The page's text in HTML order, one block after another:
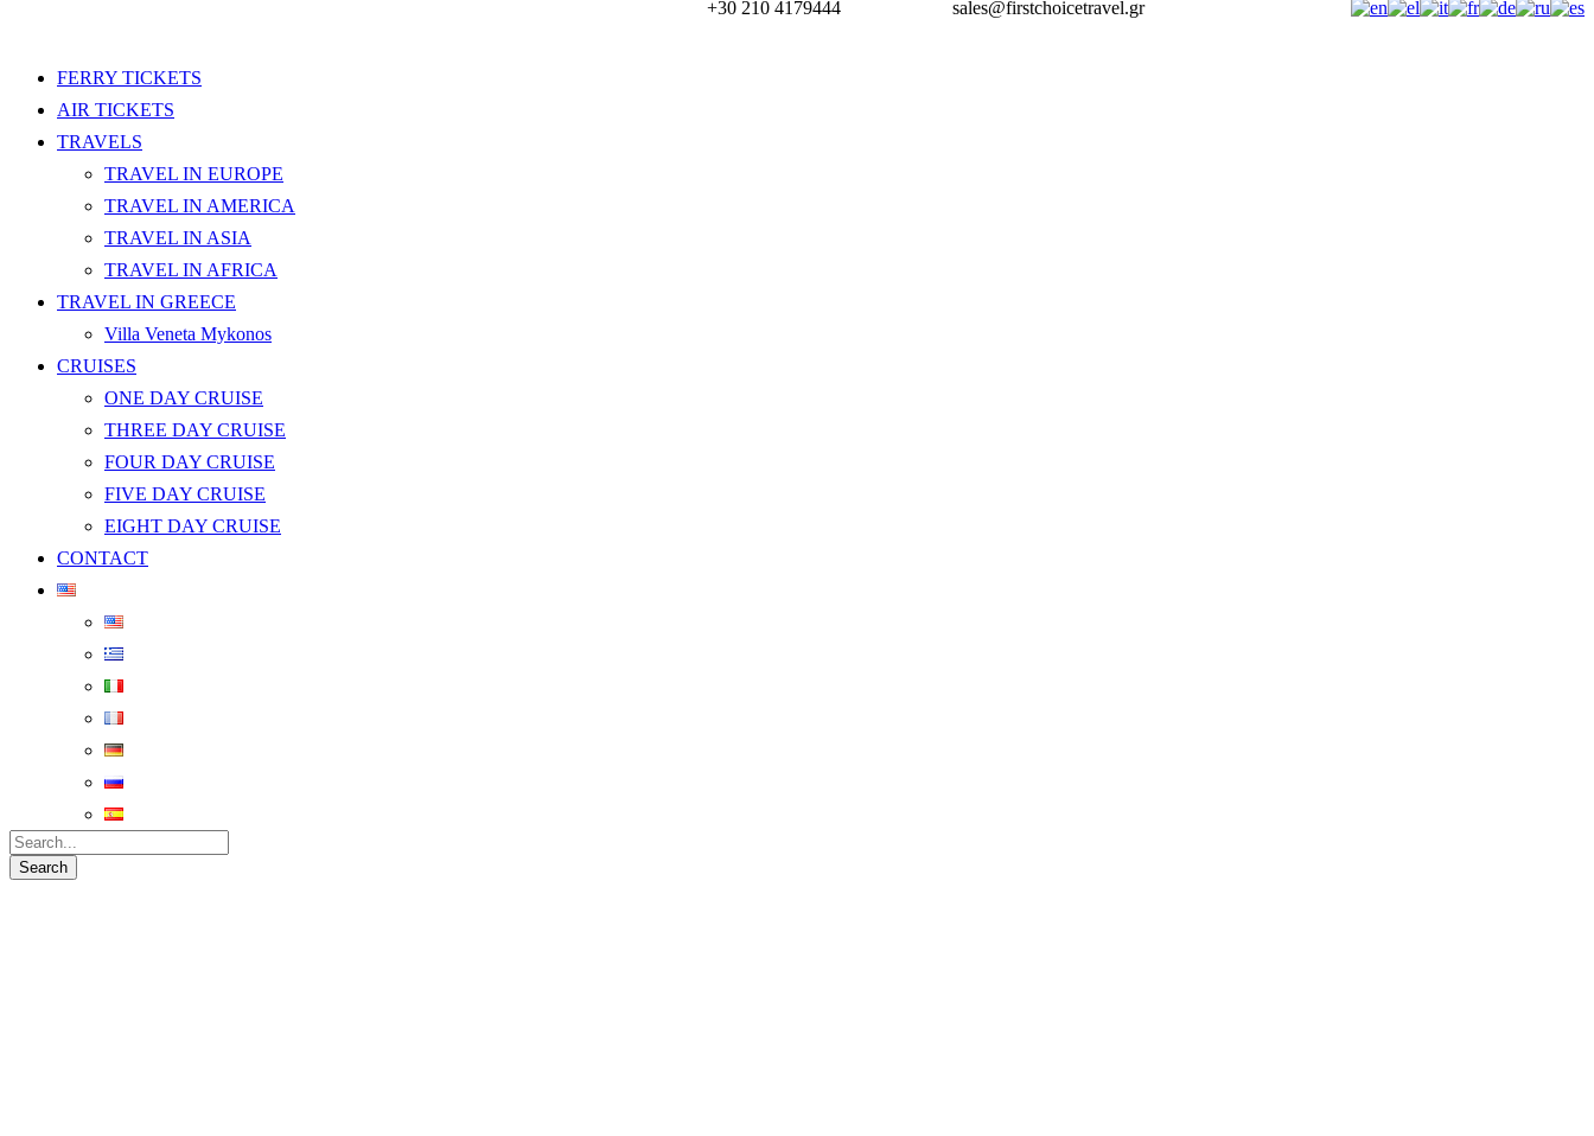
+30 210 4179444 sales@firstchoicetravel.gr
FERRY TICKETS
AIR TICKETS
TRAVELS
TRAVEL IN EUROPE
TRAVEL IN AMERICA
TRAVEL IN ASIA
TRAVEL IN AFRICA
TRAVEL IN GREECE
Villa Veneta Mykonos
CRUISES
ONE DAY CRUISE
THREE DAY CRUISE
FOUR DAY CRUISE
FIVE DAY CRUISE
EIGHT DAY CRUISE
CONTACT